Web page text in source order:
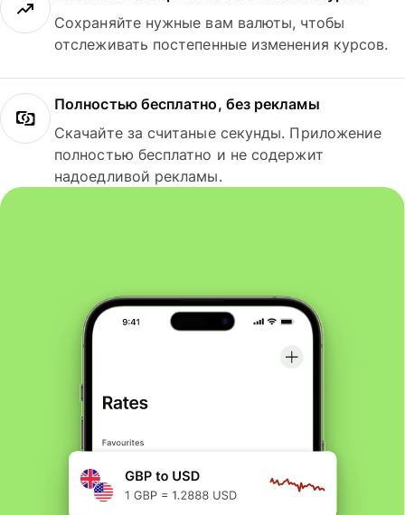
Сохраняйте нужные вам валюты, чтобы
отслеживать постепенные изменения курсов.
Полностью бесплатно, без рекламы
Скачайте за считаные секунды. Приложение
полностью бесплатно и не содержит
надоедливой рекламы.